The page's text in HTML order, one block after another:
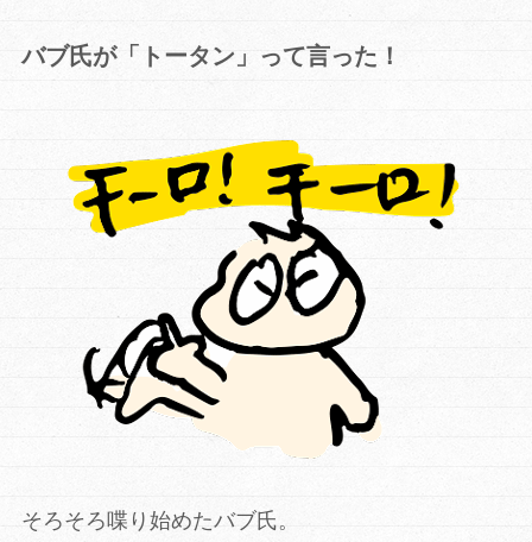
バブ氏が「トータン」って言った！
そろそろ喋り始めたバブ氏。